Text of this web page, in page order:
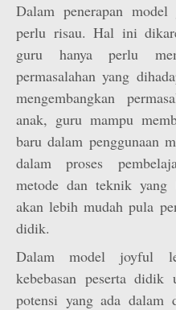
Dalam penerapan
perlu risau. Hal ini
guru hanya perlu
permasalahan yang
mengembangkan
anak, guru mampu
baru dalam penggunaan
dalam proses
metode dan teknik
akan lebih mudah pula
didik.
Dalam model joyful
kebebasan peserta didik
potensi yang ada dalam